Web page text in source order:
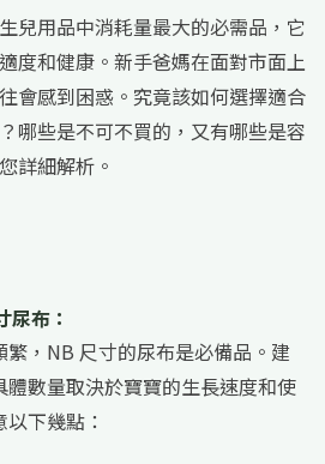
兒用品中消耗量最大的必需品，它
度和健康。新手爸媽在面對市面上
會感到困惑。究竟該如何選擇適合
哪些是不可不買的，又有哪些是容
詳細解析。
布：
，NB 尺寸的尿布是必備品。建
體數量取決於寶寶的生長速度和使
下幾點：